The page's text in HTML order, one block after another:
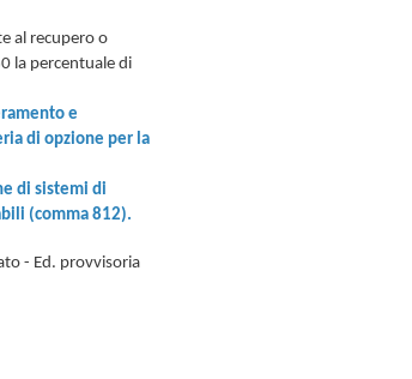
al recupero o
la percentuale di
e
di opzione per la
di sistemi di
(comma 812).
- Ed. provvisoria